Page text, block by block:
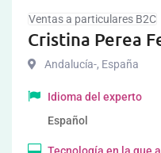
Ventas a particulares B2C
Cristina Perea
Andalucía-, España
Idioma del experto
Español